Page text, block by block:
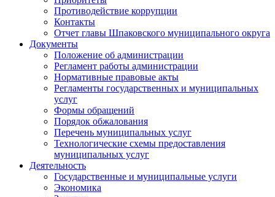
Противодействие коррупции
Контакты
Отчет главы Шпаковского муниципального округа
Документы
Положение об администрации
Регламент работы администрации
Нормативные правовые акты
Регламенты государственных и муниципальных
услуг
Формы обращений
Порядок обжалования
Перечень муниципальных услуг
Технологические схемы предоставления
муниципальных услуг
Деятельность
Государственные и муниципальные услуги
Экономика